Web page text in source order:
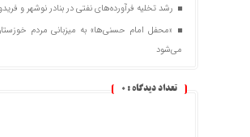
رشد تخلیه فرآورده‌های نفتی در بنادر نوشهر و
«محفل امام حسنی‌ها» به میزبانی مردم
می‌شود
تعداد دیدگاه : 0